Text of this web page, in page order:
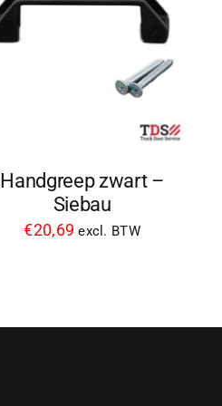
Handgreep zwart –
Siebau
€20,69 excl. BTW